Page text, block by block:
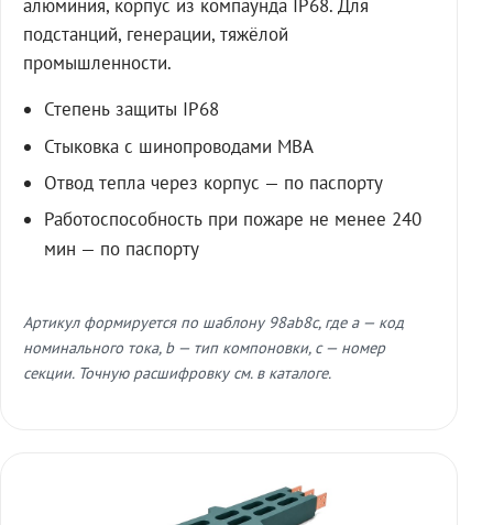
алюминия, корпус из компаунда IP68. Для
подстанций, генерации, тяжёлой
промышленности.
Степень защиты IP68
Стыковка с шинопроводами МВА
Отвод тепла через корпус — по паспорту
Работоспособность при пожаре не менее 240
мин — по паспорту
Артикул формируется по шаблону 98ab8c, где a — код
номинального тока, b — тип компоновки, c — номер
секции. Точную расшифровку см. в каталоге.